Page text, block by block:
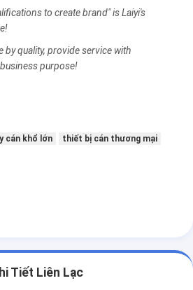
to create brand" is Laiyi's
by quality, provide service with
purpose!
cán khổ lớn thiết bị cán thương mại
Tiết Liên Lạc